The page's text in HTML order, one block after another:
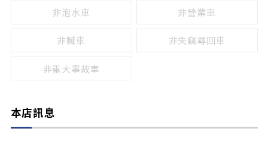
非泡水車 非營業車
非贓車 非失竊尋回車
非重大事故車
本店訊息